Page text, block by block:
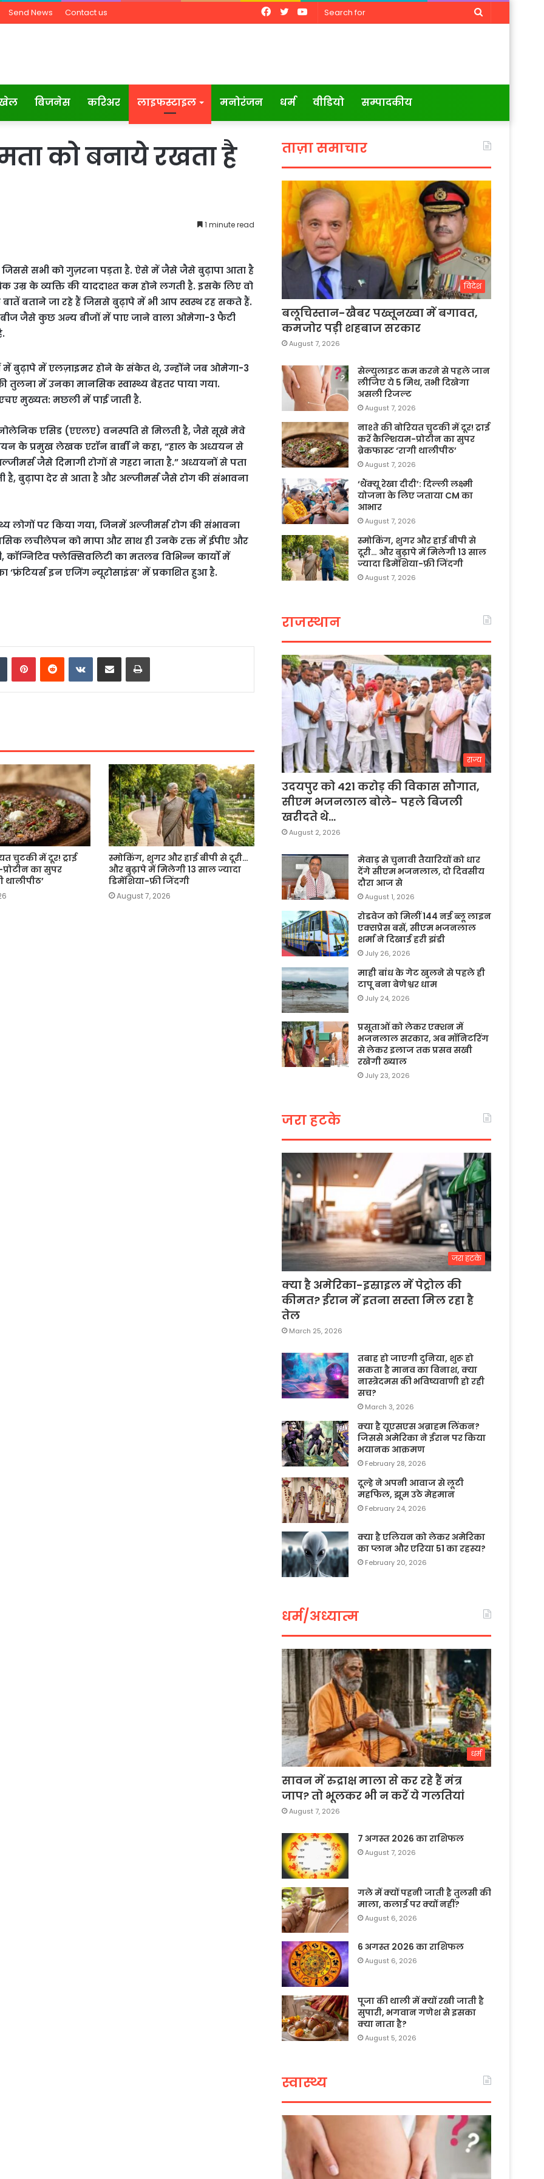
Send News Contact us
Search
YouTube
Twitter
Facebook
बिजनेस करिअर लाइफस्टाइल मनोरंजन धर्म वीडियो सम्पादकीय
को बनाये रखता है
1 minute read
जिससे सभी को गुज़रना पड़ता है. ऐसे में जैसे जैसे बुढ़ापा आता है
उम्र के व्यक्ति की याददाश्त कम होने लगती है. इसके लिए वो
बताने जा रहे हैं जिससे बुढ़ापे में भी आप स्वस्थ रह सकते हैं.
जैसे कुछ अन्य बीजों में पाए जाने वाला ओमेगा-3 फैटी
बुढ़ापे में एलज़ाइमर होने के संकेत थे, उन्होंने जब ओमेगा-3
तुलना में उनका मानसिक स्वास्थ्य बेहतर पाया गया.
मुख्यत: मछली में पाई जाती है.
एसिड (एएलए) वनस्पति से मिलती है, जैसे सूखे मेवे
के प्रमुख लेखक एरॉन बार्बी ने कहा, “हाल के अध्ययन से
जैसे दिमागी रोगों से गहरा नाता है.” अध्ययनों से पता
है, बुढ़ापा देर से आता है और अल्जीमर्स जैसे रोग की संभावना
लोगों पर किया गया, जिनमें अल्जीमर्स रोग की संभावना
लचीलेपन को मापा और साथ ही उनके रक्त में ईपीए और
फ्लेक्सिवलिटी का मतलब विभिन्न कार्यो में
इन एजिंग न्यूरोसाइंस’ में प्रकाशित हुआ है.
TumblrPinterestReddit VKontakte
Share via Email Print
चुटकी में दूर! ट्राई
का सुपर
थालीपीठ’
स्मोकिंग, शुगर और हाई बीपी से दूरी…
और बुढ़ापे में मिलेगी 13 साल ज्यादा
डिमेंशिया-फ्री जिंदगी
August 7, 2026
ताज़ा समाचार
विदेश
बलूचिस्तान-खैबर पख्तूनख्वा में बगावत,
कमजोर पड़ी शहबाज सरकार
August 7, 2026
सेल्युलाइट कम करने से पहले जान
लीजिए ये 5 मिथ, तभी दिखेगा
असली रिजल्ट
August 7, 2026
नाश्ते की बोरियत चुटकी में दूर! ट्राई
करें कैल्शियम-प्रोटीन का सुपर
ब्रेकफास्ट ‘रागी थालीपीठ’
August 7, 2026
‘थैंक्यू रेखा दीदी’: दिल्ली लक्ष्मी
योजना के लिए जताया CM का
आभार
August 7, 2026
स्मोकिंग, शुगर और हाई बीपी से
दूरी… और बुढ़ापे में मिलेगी 13 साल
ज्यादा डिमेंशिया-फ्री जिंदगी
August 7, 2026
राजस्थान
राज्य
उदयपुर को 421 करोड़ की विकास सौगात,
सीएम भजनलाल बोले- पहले बिजली
खरीदते थे…
August 2, 2026
मेवाड़ से चुनावी तैयारियों को धार
देंगे सीएम भजनलाल, दो दिवसीय
दौरा आज से
August 1, 2026
रोडवेज को मिलीं 144 नई ब्लू लाइन
एक्सप्रेस बसें, सीएम भजनलाल
शर्मा ने दिखाई हरी झंडी
July 26, 2026
माही बांध के गेट खुलने से पहले ही
टापू बना बेणेश्वर धाम
July 24, 2026
प्रसूताओं को लेकर एक्शन में
भजनलाल सरकार, अब मॉनिटरिंग
से लेकर इलाज तक प्रसव सखी
रखेगी ख्याल
July 23, 2026
जरा हटके
जरा हटके
क्या है अमेरिका-इस्राइल में पेट्रोल की
कीमत? ईरान में इतना सस्ता मिल रहा है
तेल
March 25, 2026
तबाह हो जाएगी दुनिया, शुरू हो
सकता है मानव का विनाश, क्या
नास्त्रेदमस की भविष्यवाणी हो रही
सच?
March 3, 2026
क्या है यूएसएस अब्राहम लिंकन?
जिससे अमेरिका ने ईरान पर किया
भयानक आक्रमण
February 28, 2026
दूल्हे ने अपनी आवाज से लूटी
महफिल, झूम उठे मेहमान
February 24, 2026
क्या है एलियन को लेकर अमेरिका
का प्लान और एरिया 51 का रहस्य?
February 20, 2026
धर्म/अध्यात्म
धर्म
सावन में रुद्राक्ष माला से कर रहे हैं मंत्र
जाप? तो भूलकर भी न करें ये गलतियां
August 7, 2026
7 अगस्त 2026 का राशिफल
August 7, 2026
गले में क्यों पहनी जाती है तुलसी की
माला, कलाई पर क्यों नहीं?
August 6, 2026
6 अगस्त 2026 का राशिफल
August 6, 2026
पूजा की थाली में क्यों रखी जाती है
सुपारी, भगवान गणेश से इसका
क्या नाता है?
August 5, 2026
स्वास्थ्य